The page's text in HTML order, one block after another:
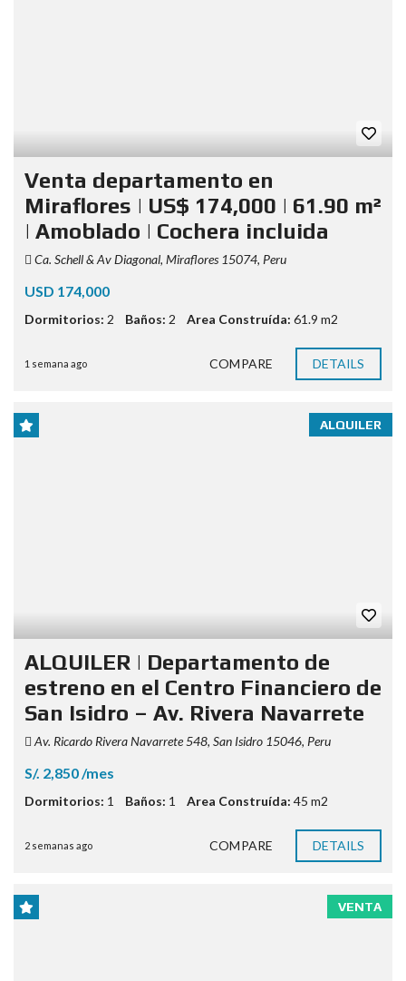
Venta departamento en
Miraflores | US$ 174,000 | 61.90 m²
| Amoblado | Cochera incluida
Ca. Schell & Av Diagonal, Miraflores 15074, Peru
USD 174,000
Dormitorios: 2 Baños: 2 Area Construída: 61.9 m2
1 semana ago COMPARE DETAILS
ALQUILER
ALQUILER | Departamento de
estreno en el Centro Financiero de
San Isidro – Av. Rivera Navarrete
Av. Ricardo Rivera Navarrete 548, San Isidro 15046, Peru
S/. 2,850 /mes
Dormitorios: 1 Baños: 1 Area Construída: 45 m2
2 semanas ago COMPARE DETAILS
VENTA